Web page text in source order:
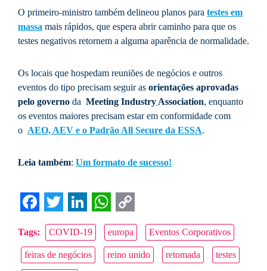
O primeiro-ministro também delineou planos para testes em
massa mais rápidos, que espera abrir caminho para que os
testes negativos retornem a alguma aparência de normalidade.
Os locais que hospedam reuniões de negócios e outros
eventos do tipo precisam seguir as orientações aprovadas
pelo governo da Meeting IndustryAssociation, enquanto
os eventos maiores precisam estar em conformidade com
o AEO, AEV e o Padrão All Secure da ESSA.
Leia também: Um formato de sucesso!
Facebook
Twitter
LinkedIn
WhatsApp
Copy
Link
Tags: COVID-19 europa Eventos Corporativos
feiras de negócios reino unido retomada testes